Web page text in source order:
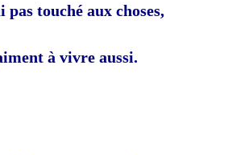
touché aux choses,
à vivre aussi.